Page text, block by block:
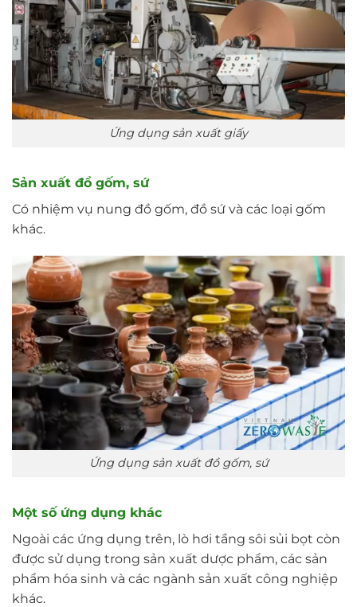
Ứng dụng sản xuất giấy
Sản xuất đồ gốm, sứ
Có nhiệm vụ nung đồ gốm, đồ sứ và các loại gốm
khác.
Ứng dụng sản xuất đồ gốm, sứ
Một số ứng dụng khác
Ngoài các ứng dụng trên, lò hơi tầng sôi sủi bọt còn
được sử dụng trong sản xuất dược phẩm, các sản
phẩm hóa sinh và các ngành sản xuất công nghiệp
khác.